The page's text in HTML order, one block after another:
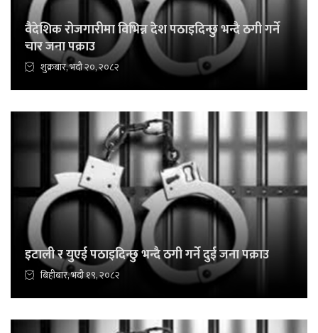
वैदेशिक रोजगारीमा विभिन्न देश पठाइदिन्छु भन्दै ठगी गर्ने
चार जना पक्राउ
शुक्रबार, भदौ २०, २०८२
इटाली र युएई पठाइदिन्छु भन्दै ठगी गर्ने दुई जना पक्राउ
बिहीबार, भदौ १९, २०८२